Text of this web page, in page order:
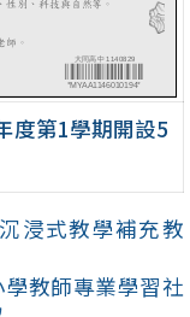
度第1學期開設5
浸式教學補充教
學教師專業學習社